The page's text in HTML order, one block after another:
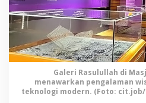
d
M
a
s
j
i
d
Galeri Rasulullah di
menawarkan pengalaman
teknologi modern. (Foto: